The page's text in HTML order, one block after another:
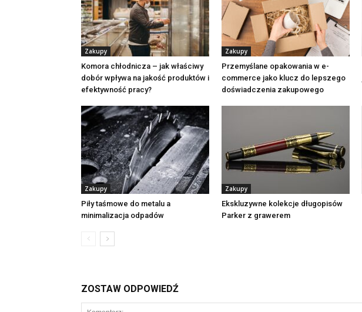
Zakupy
Komora chłodnicza – jak właściwy
dobór wpływa na jakość produktów i
efektywność pracy?
Zakupy
Przemyślane opakowania w e-
commerce jako klucz do lepszego
doświadczenia zakupowego
Zakupy
Piły taśmowe do metalu a
minimalizacja odpadów
Zakupy
Ekskluzywne kolekcje długopisów
Parker z grawerem
ZOSTAW ODPOWIEDŹ